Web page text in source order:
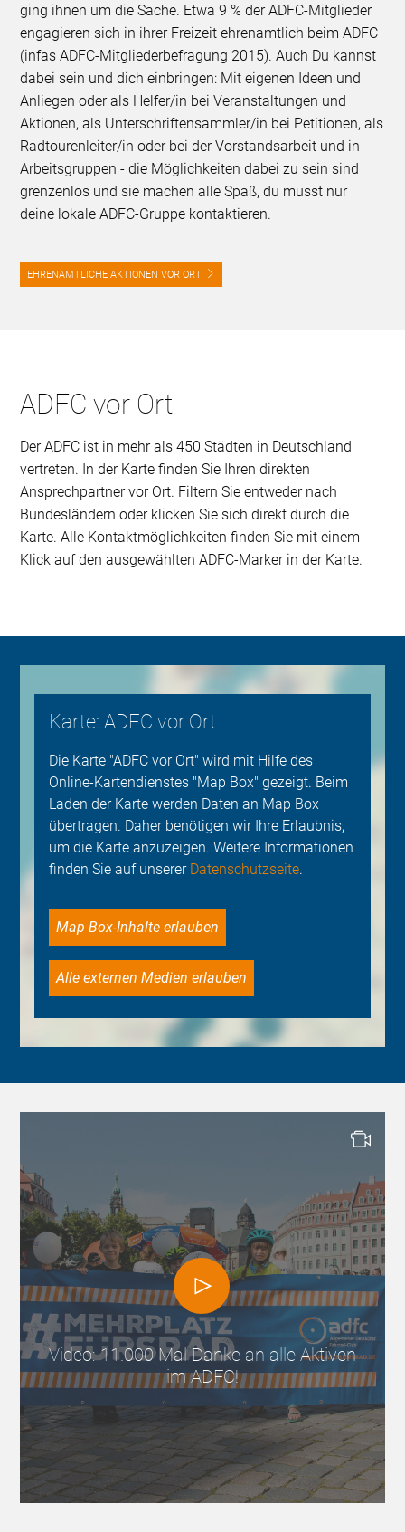
ging ihnen um die Sache. Etwa 9 % der ADFC-Mitglieder
engagieren sich in ihrer Freizeit ehrenamtlich beim ADFC
(infas ADFC-Mitgliederbefragung 2015). Auch Du kannst
dabei sein und dich einbringen: Mit eigenen Ideen und
Anliegen oder als Helfer/in bei Veranstaltungen und
Aktionen, als Unterschriftensammler/in bei Petitionen, als
Radtourenleiter/in oder bei der Vorstandsarbeit und in
Arbeitsgruppen - die Möglichkeiten dabei zu sein sind
grenzenlos und sie machen alle Spaß, du musst nur
deine lokale ADFC-Gruppe kontaktieren.
EHRENAMTLICHE AKTIONEN VOR ORT
ADFC vor Ort
Der ADFC ist in mehr als 450 Städten in Deutschland
vertreten. In der Karte finden Sie Ihren direkten
Ansprechpartner vor Ort. Filtern Sie entweder nach
Bundesländern oder klicken Sie sich direkt durch die
Karte. Alle Kontaktmöglichkeiten finden Sie mit einem
Klick auf den ausgewählten ADFC-Marker in der Karte.
Karte: ADFC vor Ort
Die Karte "ADFC vor Ort" wird mit Hilfe des
Online-Kartendienstes "Map Box" gezeigt. Beim
Laden der Karte werden Daten an Map Box
übertragen. Daher benötigen wir Ihre Erlaubnis,
um die Karte anzuzeigen. Weitere Informationen
finden Sie auf unserer Datenschutzseite.
Map Box-Inhalte erlauben
Alle externen Medien erlauben
Video: 11.000 Mal Danke an alle Aktiven
im ADFC!